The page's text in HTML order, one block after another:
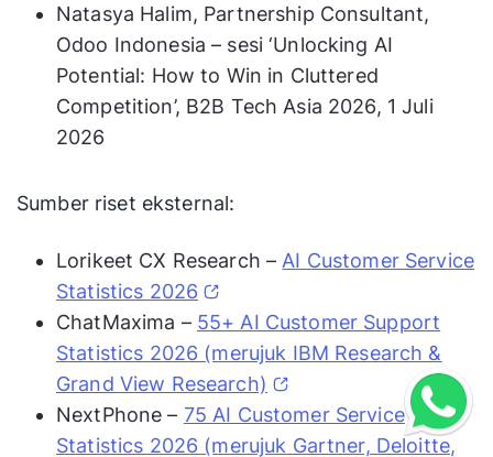
Natasya Halim, Partnership Consultant,
Odoo Indonesia – sesi ‘Unlocking AI
Potential: How to Win in Cluttered
Competition’, B2B Tech Asia 2026, 1 Juli
2026
Sumber riset eksternal:
Lorikeet CX Research – AI Customer Service
Statistics 2026
ChatMaxima – 55+ AI Customer Support
Statistics 2026 (merujuk IBM Research &
Grand View Research)
NextPhone – 75 AI Customer Service
Statistics 2026 (merujuk Gartner, Deloitte,